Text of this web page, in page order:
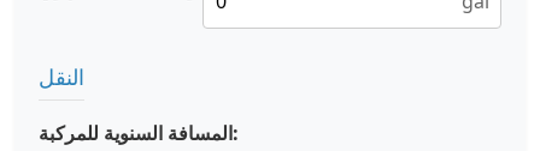
النقل
المسافة السنوية للمركبة: